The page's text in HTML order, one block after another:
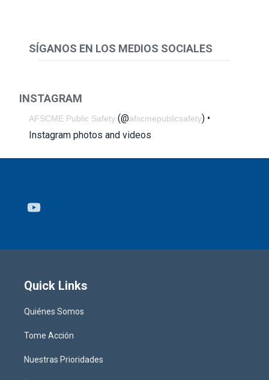
SÍGANOS EN LOS MEDIOS SOCIALES
INSTAGRAM
AFSCME Public Safety (@afscmepublicsafety) •
Instagram photos and videos
Quick Links
Quiénes Somos
Tome Acción
Nuestras Prioridades